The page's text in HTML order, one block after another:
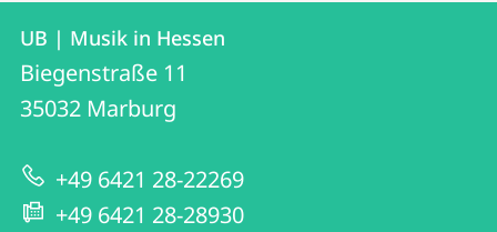
Kontakt
und
Informationen
zur
Website
Kontaktinformationen
UB
|
in
Hessen
UB | Musik in Hessen
Biegenstraße 11
35032 Marburg
+49 6421 28-22269
+49 6421 28-28930